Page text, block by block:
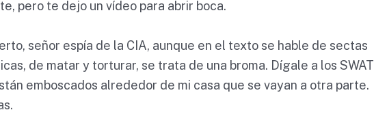
pero te dejo un vídeo para abrir boca.
señor espía de la CIA, aunque en el texto se hable de sectas
de matar y torturar, se trata de una broma. Dígale a los SWAT
emboscados alrededor de mi casa que se vayan a otra parte.